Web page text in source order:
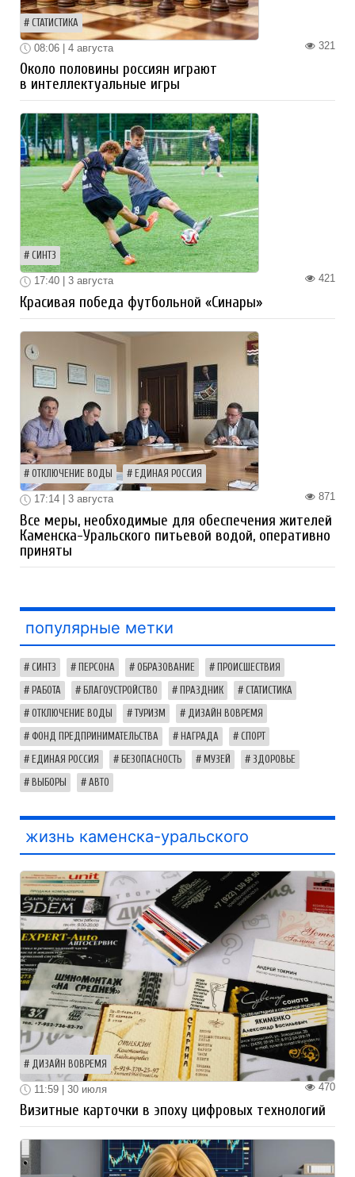
СТАТИСТИКА
321
08:06 | 4 августа
Около половины россиян играют
в интеллектуальные игры
СИНТЗ
421
17:40 | 3 августа
Красивая победа футбольной «Синары»
ОТКЛЮЧЕНИЕ ВОДЫ ЕДИНАЯ РОССИЯ
871
17:14 | 3 августа
Все меры, необходимые для обеспечения жителей
Каменска-Уральского питьевой водой, оперативно
приняты
популярные метки
СИНТЗ ПЕРСОНА ОБРАЗОВАНИЕ ПРОИСШЕСТВИЯ
РАБОТА БЛАГОУСТРОЙСТВО ПРАЗДНИК СТАТИСТИКА
ОТКЛЮЧЕНИЕ ВОДЫ ТУРИЗМ ДИЗАЙН ВОВРЕМЯ
ФОНД ПРЕДПРИНИМАТЕЛЬСТВА НАГРАДА СПОРТ
ЕДИНАЯ РОССИЯ БЕЗОПАСНОСТЬ МУЗЕЙ ЗДОРОВЬЕ
ВЫБОРЫ АВТО
жизнь каменска-уральского
ДИЗАЙН ВОВРЕМЯ
470
11:59 | 30 июля
Визитные карточки в эпоху цифровых технологий